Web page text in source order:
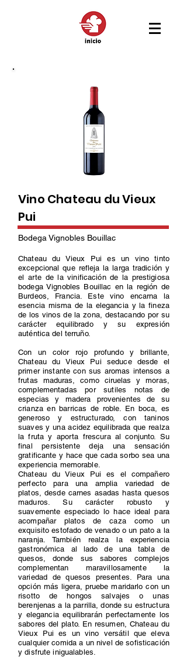
Vino Chateau du Vieux
Pui
Bodega Vignobles Bouillac
Chateau du Vieux Pui es un vino tinto
excepcional que refleja la larga tradición y
el arte de la vinificación de la prestigiosa
bodega Vignobles Bouillac en la región de
Burdeos, Francia. Este vino encarna la
esencia misma de la elegancia y la fineza
de los vinos de la zona, destacando por su
carácter equilibrado y su expresión
auténtica del terruño.
Con un color rojo profundo y brillante,
Chateau du Vieux Pui seduce desde el
primer instante con sus aromas intensos a
frutas maduras, como ciruelas y moras,
complementadas por sutiles notas de
especias y madera provenientes de su
crianza en barricas de roble. En boca, es
generoso y estructurado, con taninos
suaves y una acidez equilibrada que realza
la fruta y aporta frescura al conjunto. Su
final persistente deja una sensación
gratificante y hace que cada sorbo sea una
experiencia memorable.
Chateau du Vieux Pui es el compañero
perfecto para una amplia variedad de
platos, desde carnes asadas hasta quesos
maduros. Su carácter robusto y
suavemente especiado lo hace ideal para
acompañar platos de caza como un
exquisito estofado de venado o un pato a la
naranja. También realza la experiencia
gastronómica al lado de una tabla de
quesos, donde sus sabores complejos
complementan maravillosamente la
variedad de quesos presentes. Para una
opción más ligera, pruebe maridarlo con un
risotto de hongos salvajes o unas
berenjenas a la parrilla, donde su estructura
y elegancia equilibrarán perfectamente los
sabores del plato. En resumen, Chateau du
Vieux Pui es un vino versátil que eleva
cualquier comida a un nivel de sofisticación
y disfrute inigualables.